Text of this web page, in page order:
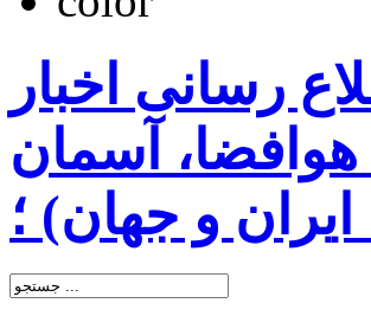
رسانی اخبار
آسمان
و جهان) ؛